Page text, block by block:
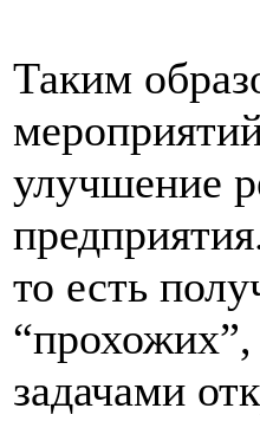
Таким
улучшение
то есть
задачами